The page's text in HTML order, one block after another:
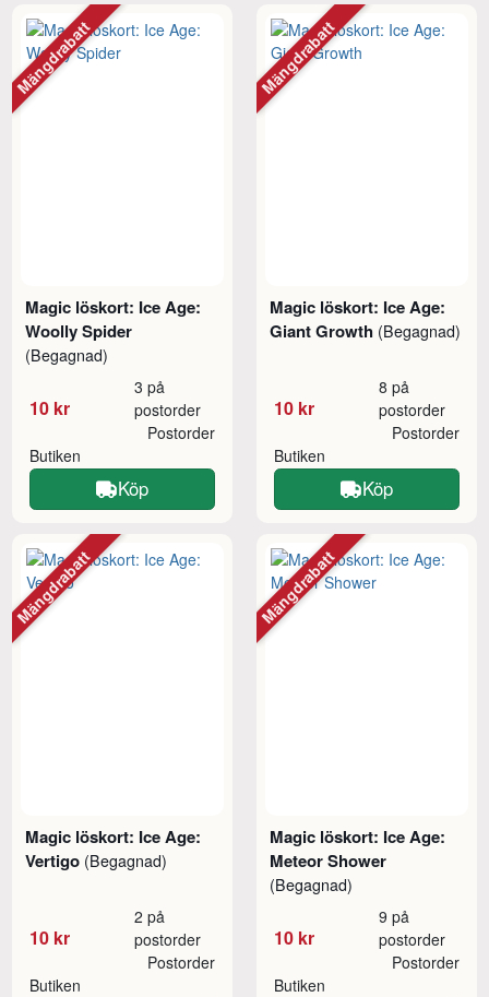
Magic löskort: Ice Age:
Woolly Spider
(Begagnad)
10 kr
3 på
postorder
Butiken
Postorder
Köp
Mängdrabatt
Magic löskort: Ice Age:
Giant Growth (Begagnad)
10 kr
8 på
postorder
Butiken
Postorder
Köp
Mängdrabatt
Magic löskort: Ice Age:
Vertigo (Begagnad)
10 kr
2 på
postorder
Butiken
Postorder
Mängdrabatt
Magic löskort: Ice Age:
Meteor Shower
(Begagnad)
10 kr
9 på
postorder
Butiken
Postorder
Mängdrabatt